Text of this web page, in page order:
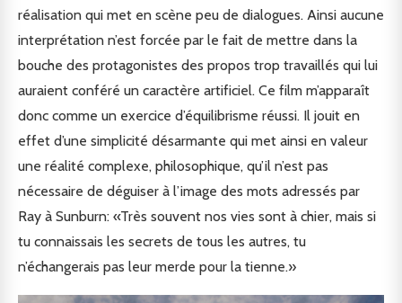
réalisation qui met en scène peu de dialogues. Ainsi aucune
interprétation n’est forcée par le fait de mettre dans la
bouche des protagonistes des propos trop travaillés qui lui
auraient conféré un caractère artificiel. Ce film m’apparaît
donc comme un exercice d’équilibrisme réussi. Il jouit en
effet d’une simplicité désarmante qui met ainsi en valeur
une réalité complexe, philosophique, qu’il n’est pas
nécessaire de déguiser à l’image des mots adressés par
Ray à Sunburn: «Très souvent nos vies sont à chier, mais si
tu connaissais les secrets de tous les autres, tu
n’échangerais pas leur merde pour la tienne.»